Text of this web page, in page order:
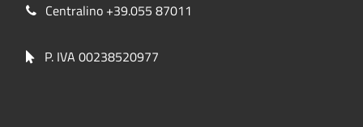
Centralino +39.055 87011
P. IVA 00238520977